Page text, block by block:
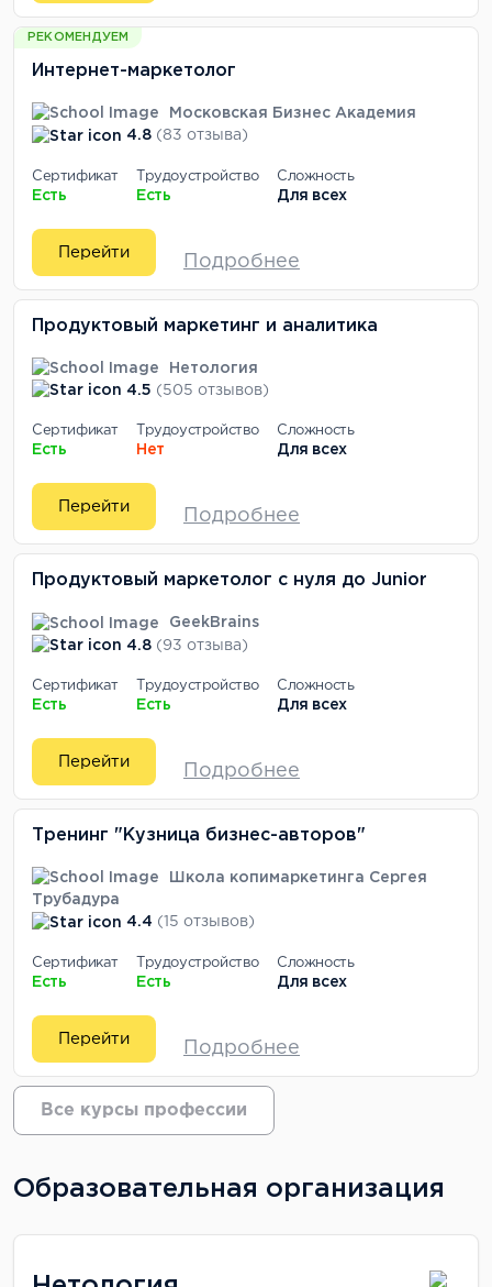
РЕКОМЕНДУЕМ
Интернет-маркетолог
Московская Бизнес Академия
4.8 (83 отзыва)
Сертификат
Есть
Трудоустройство
Есть
Сложность
Для всех
Перейти
Подробнее
Продуктовый маркетинг и аналитика
Нетология
4.5 (505 отзывов)
Сертификат
Есть
Трудоустройство
Нет
Сложность
Для всех
Перейти
Подробнее
Продуктовый маркетолог с нуля до Junior
GeekBrains
4.8 (93 отзыва)
Сертификат
Есть
Трудоустройство
Есть
Сложность
Для всех
Перейти
Подробнее
Тренинг "Кузница бизнес-авторов"
Школа копимаркетинга Сергея
Трубадура
4.4 (15 отзывов)
Сертификат
Есть
Трудоустройство
Есть
Сложность
Для всех
Перейти
Подробнее
Все курсы профессии
Образовательная организация